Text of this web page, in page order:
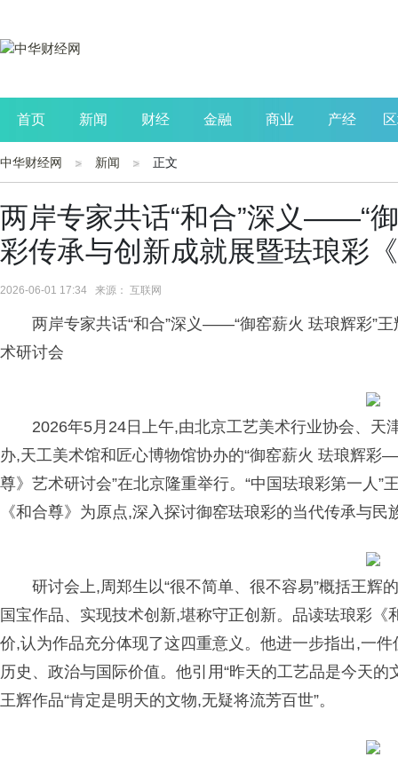
首页 新闻 财经 金融 商业 产经
公司 生活 读书
中华财经网 新闻 正文
两岸专家共话“和合”深义——“
彩传承与创新成就展暨珐琅彩
2026-06-01 17:34 来源： 互联网
两岸专家共话“和合”深义——“御窑薪火 珐琅辉彩”
术研讨会
2026年5月24日上午,由北京工艺美术行业协会、
办,天工美术馆和匠心博物馆协办的“御窑薪火 珐琅辉
尊》艺术研讨会”在北京隆重举行。“中国珐琅彩第一人
《和合尊》为原点,深入探讨御窑珐琅彩的当代传承与民
研讨会上,周郑生以“很不简单、很不容易”概括王辉
国宝作品、实现技术创新,堪称守正创新。品读珐琅彩《
价,认为作品充分体现了这四重意义。他进一步指出,一
历史、 政治与国际价值。他引用“昨天的工艺品是今天
王辉作品“肯定是明天的文物,无疑将流芳百世”。